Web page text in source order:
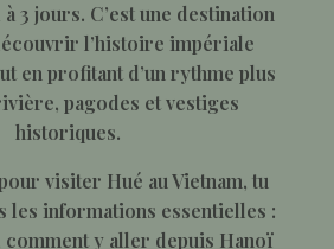
3 jours. C’est une destination
l’histoire impériale
en profitant d’un rythme plus
pagodes et vestiges
historiques.
visiter Hué au Vietnam, tu
les informations essentielles :
comment y aller depuis Hanoï